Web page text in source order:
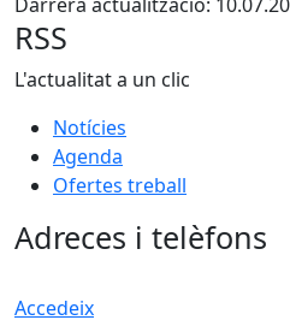
RSS
L'actualitat a un clic
Notícies
Agenda
Ofertes treball
Adreces i telèfons
Accedeix